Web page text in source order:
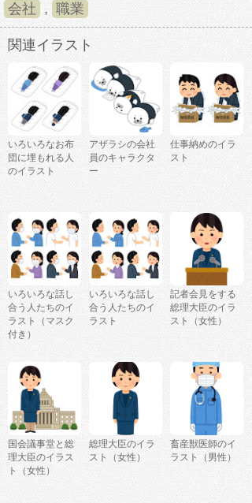
会社 , 職業
関連イラスト
いろいろなお布
団に埋もれる人
のイラスト
アザラシの会社
員のキャラクタ
ー
仕事納めのイラ
スト
いろいろな話し
合う人たちのイ
ラスト（マスク
付き）
いろいろな話し
合う人たちのイ
ラスト
記者会見をする
総理大臣のイラ
スト（女性）
国会議事堂と総
理大臣のイラス
ト（女性）
総理大臣のイラ
スト（女性）
畜産獣医師のイ
ラスト（男性）